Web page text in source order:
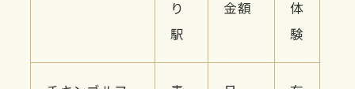
り
駅
金額
体
験